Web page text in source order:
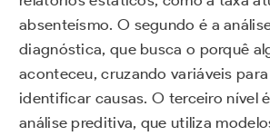
absenteísmo. O segundo é a
diagnóstica, que busca o porquê
aconteceu, cruzando variáveis para
identificar causas. O terceiro nível
análise preditiva, que utiliza